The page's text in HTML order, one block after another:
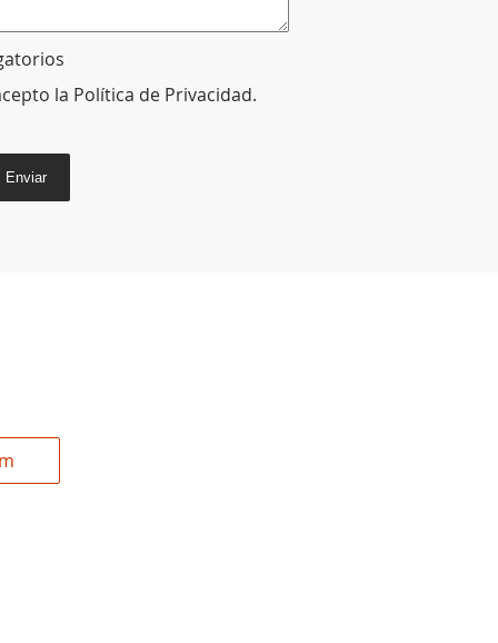
la Política de Privacidad.
Enviar